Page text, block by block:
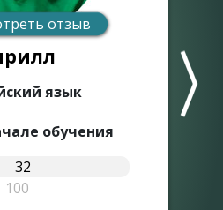
отзыв
язык
обучения
32
100